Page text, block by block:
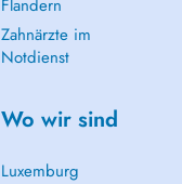
Flandern
Zahnärzte im
Notdienst
Wo wir sind
Luxemburg